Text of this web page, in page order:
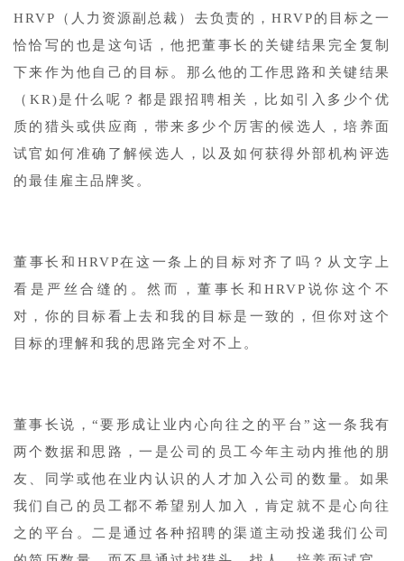
HRVP（人力资源副总裁）去负责的，HRVP的目标之一
恰恰写的也是这句话，他把董事长的关键结果完全复制
下来作为他自己的目标。那么他的工作思路和关键结果
（KR)是什么呢？都是跟招聘相关，比如引入多少个优
质的猎头或供应商，带来多少个厉害的候选人，培养面
试官如何准确了解候选人，以及如何获得外部机构评选
的最佳雇主品牌奖。
董事长和HRVP在这一条上的目标对齐了吗？从文字上
看是严丝合缝的。然而，董事长和HRVP说你这个不
对，你的目标看上去和我的目标是一致的，但你对这个
目标的理解和我的思路完全对不上。
董事长说，“要形成让业内心向往之的平台”这一条我有
两个数据和思路，一是公司的员工今年主动内推他的朋
友、同学或他在业内认识的人才加入公司的数量。如果
我们自己的员工都不希望别人加入，肯定就不是心向往
之的平台。二是通过各种招聘的渠道主动投递我们公司